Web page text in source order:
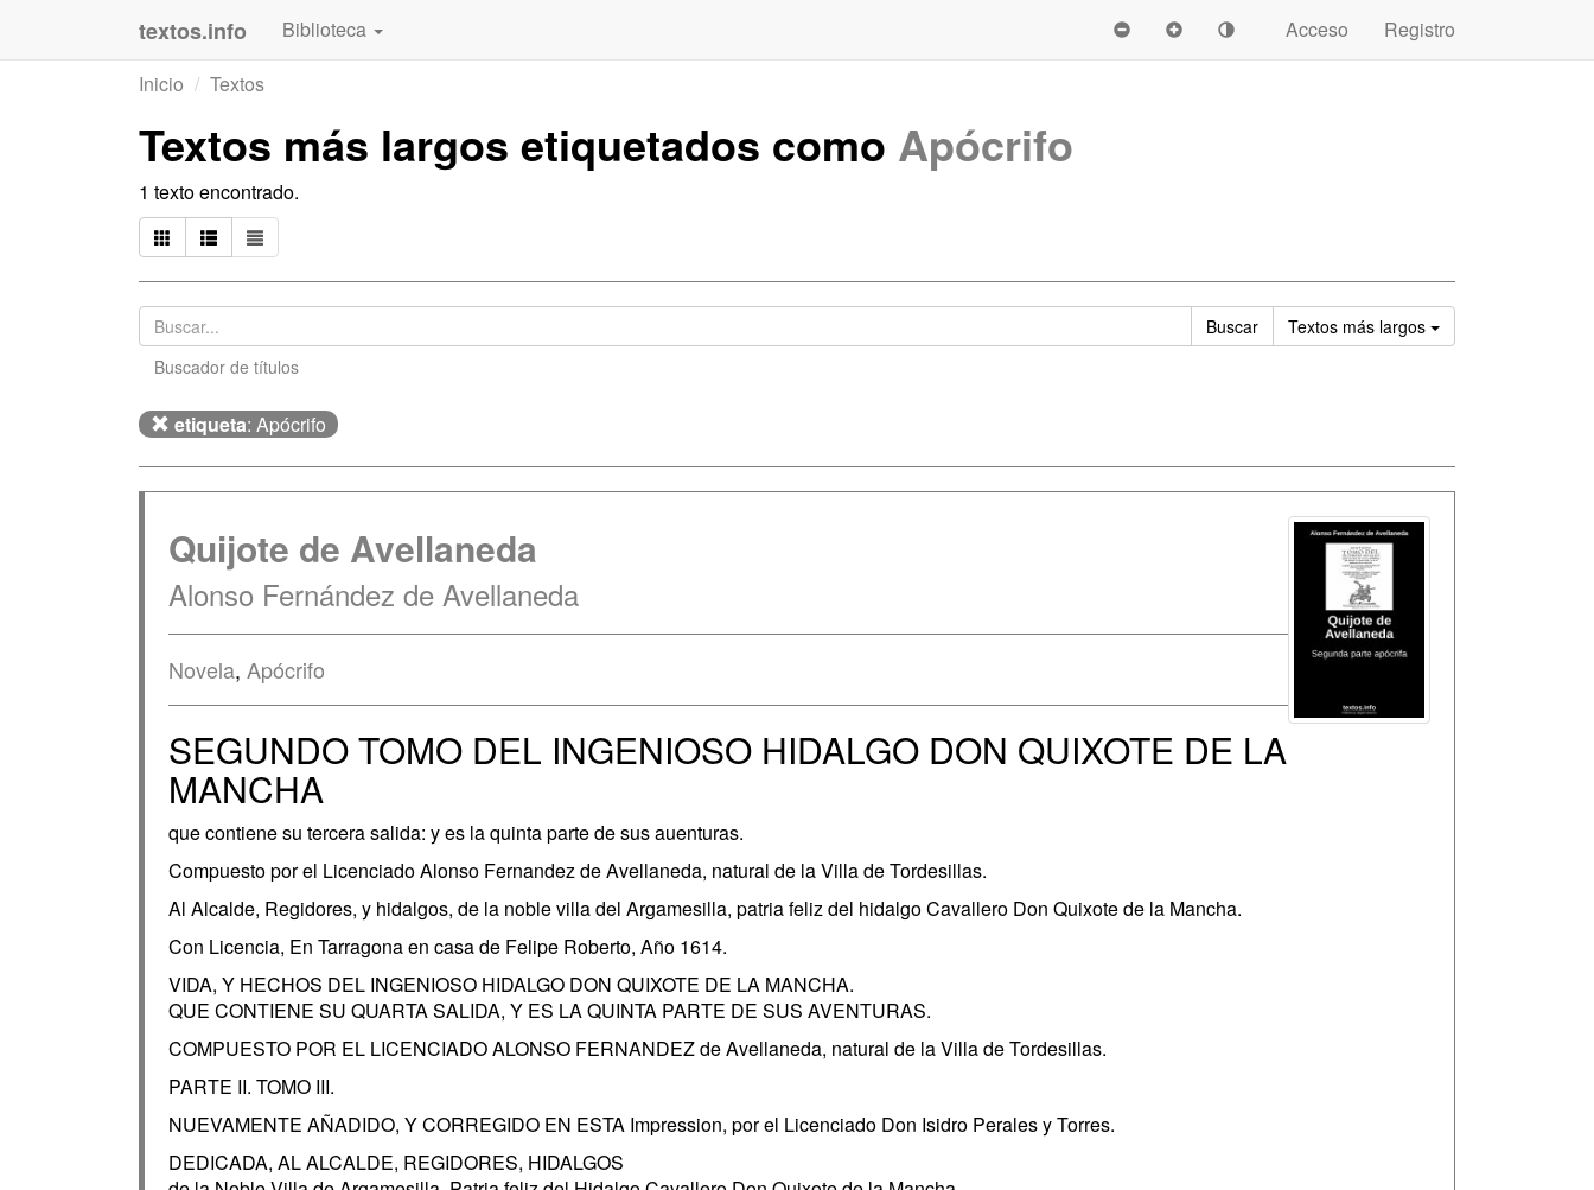
textos.info Biblioteca Acceso
Registro
Inicio
Textos
Textos más largos etiquetados como Apócrifo
1 texto encontrado.
Buscar Textos más largos Ordenar
Buscador de títulos
etiqueta: Apócrifo
Quijote de Avellaneda
Alonso Fernández de Avellaneda
Novela, Apócrifo
SEGUNDO TOMO DEL INGENIOSO HIDALGO DON QUIXOTE DE LA
MANCHA
que contiene su tercera salida: y es la quinta parte de sus auenturas.
Compuesto por el Licenciado Alonso Fernandez de Avellaneda, natural de la Villa de Tordesillas.
Al Alcalde, Regidores, y hidalgos, de la noble villa del Argamesilla, patria feliz del hidalgo Cavallero Don Quixote de la Mancha.
Con Licencia, En Tarragona en casa de Felipe Roberto, Año 1614.
VIDA, Y HECHOS DEL INGENIOSO HIDALGO DON QUIXOTE DE LA MANCHA.
QUE CONTIENE SU QUARTA SALIDA, Y ES LA QUINTA PARTE DE SUS AVENTURAS.
COMPUESTO POR EL LICENCIADO ALONSO FERNANDEZ de Avellaneda, natural de la Villa de Tordesillas.
PARTE II. TOMO III.
NUEVAMENTE AÑADIDO, Y CORREGIDO EN ESTA Impression, por el Licenciado Don Isidro Perales y Torres.
DEDICADA, AL ALCALDE, REGIDORES, HIDALGOS